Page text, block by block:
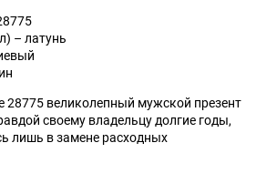
– латунь
28775 великолепный мужской презент
своему владельцу долгие годы,
лишь в замене расходных